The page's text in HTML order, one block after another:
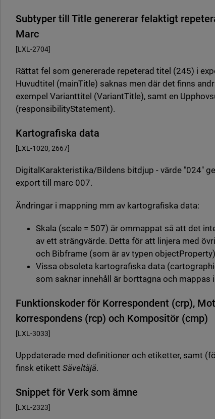
Subtyper till Title genererar felaktigt
Marc
[LXL-2704]
Rättat fel som genererade repeterad titel (245) i
Huvudtitel (mainTitle) saknas men där det finns
exempel Varianttitel (VariantTitle), samt en
(responsibilityStatement).
Kartografiska data
[LXL-1020, 2667]
DigitalKarakteristika/Bildens bitdjup - värde "024"
export till marc 007.
Ändringar i mappning mm av kartografiska data:
Skala (scale = 507) är ommappat så att det
av ett strängvärde. Detta för att linjera med
och Bibframe (som är av typen objectProperty)
Vissa obsoleta kartografiska data
som saknar innehåll är borttagna och mappas
Funktionskoder för Korrespondent (crp),
korrespondens (rcp) och Kompositör (cmp)
[LXL-3033]
Uppdaterade med definitioner och etiketter, samt
finsk etikett Säveltäjä.
Snippet för Verk som ämne
[LXL-2323]